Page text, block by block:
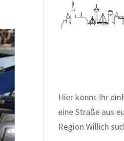
Hier könnt Ihr
eine Straße aus
Region Willich